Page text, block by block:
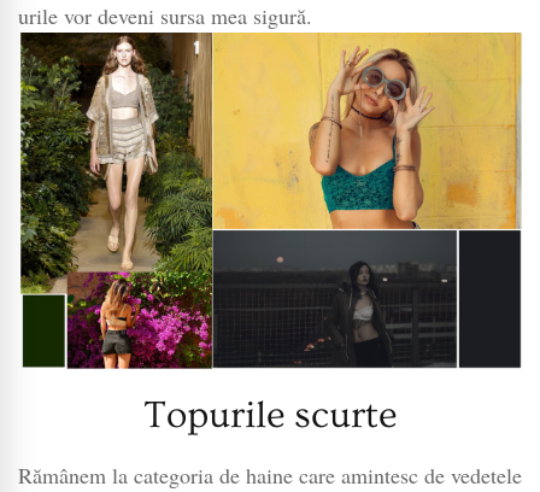
urile vor deveni sursa mea sigură.
Topurile scurte
Rămânem la categoria de haine care amintesc de vedetele